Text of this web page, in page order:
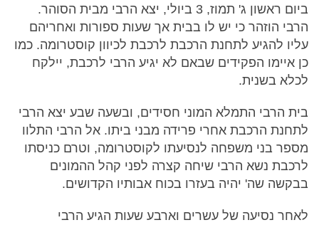
ביום ראשון ג' תמוז, 3 ביולי, יצא הרבי מבית הסוהר.
הרבי הוזהר כי יש לו בבית אך שעות ספורות ואחריהם
עליו להגיע לתחנת הרכבת לרכבת לכיוון קוסטרומה. כמו
כן איימו הפקידים שבאם לא יגיע הרבי לרכבת, יילקח
לכלא בשנית.
בית הרבי התמלא המוני חסידים, ובשעה שבע יצא הרבי
לתחנת הרכבת אחרי פרידה מבני ביתו. אל הרבי התלוו
מספר בני משפחה לנסיעתו לקוסטרומה, וטרם כניסתו
לרכבת נשא הרבי שיחה קצרה לפני קהל ההמונים
בבקשה שה' יהיה בעזרו בכוח אבותיו הקדושים.
לאחר נסיעה של עשרים וארבע שעות הגיע הרבי